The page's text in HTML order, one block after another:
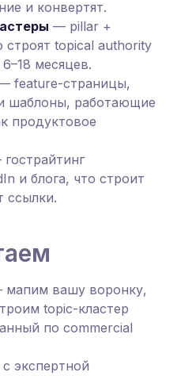
и конвертят.
— pillar +
строят topical authority
месяцев.
feature-страницы,
шаблоны, работающие
продуктовое
и блога, что строит
ссылки.
вашу воронку,
topic-кластер
по commercial
экспертной